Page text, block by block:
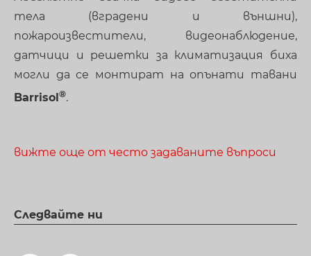
тела (вградени и външни),
пожароизвестители, видеонаблюдение,
датчици и решетки за климатизация биха
могли да се монтират на опънати тавани
Barrisol
.
вижте още от често задаваните въпроси
Следвайте ни